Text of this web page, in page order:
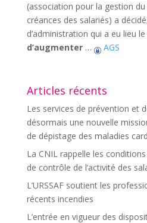
(association pour la gestion
créances des salariés) a
d’administration qui a eu lieu
d’augmenter … AGS
Articles récents
Les services de prévention et
désormais une nouvelle
de dépistage des maladies
La CNIL rappelle les
de contrôle de l’activité des
L’URSSAF soutient les
récents incendies
L’entrée en vigueur des